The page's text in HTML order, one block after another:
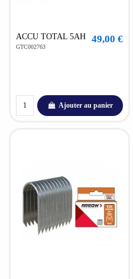
ACCU TOTAL 5AH
GTC002763
49,00 €
Ajouter au panier